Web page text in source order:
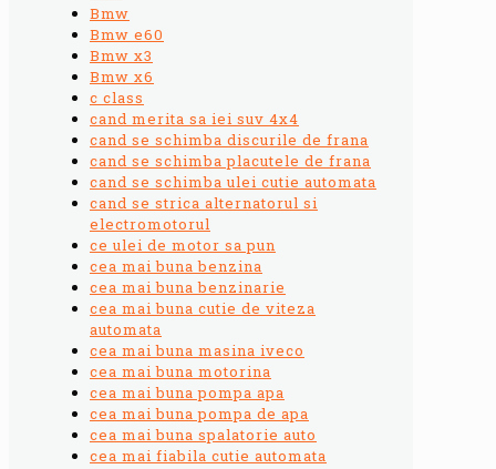
Bmw
Bmw e60
Bmw x3
Bmw x6
c class
cand merita sa iei suv 4x4
cand se schimba discurile de frana
cand se schimba placutele de frana
cand se schimba ulei cutie automata
cand se strica alternatorul si
electromotorul
ce ulei de motor sa pun
cea mai buna benzina
cea mai buna benzinarie
cea mai buna cutie de viteza
automata
cea mai buna masina iveco
cea mai buna motorina
cea mai buna pompa apa
cea mai buna pompa de apa
cea mai buna spalatorie auto
cea mai fiabila cutie automata